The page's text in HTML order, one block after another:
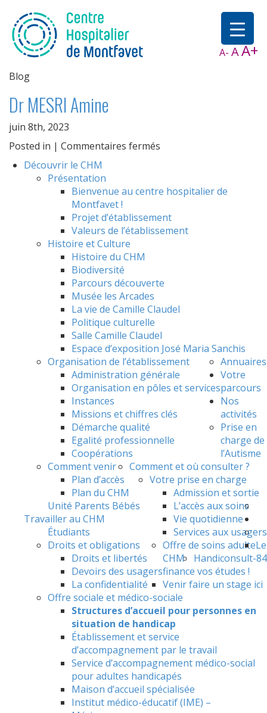
A- AA+
Blog
Dr MESRI Amine
juin 8th, 2023
Posted in | Commentaires fermés
Amine
Découvrir le CHM
Présentation
Bienvenue au centre hospitalier de
Montfavet !
Projet d’établissement
Valeurs de l’établissement
Histoire et Culture
Histoire du CHM
Biodiversité
Parcours découverte
Musée les Arcades
La vie de Camille Claudel
Politique culturelle
Salle Camille Claudel
Espace d’exposition José Maria Sanchis
Organisation de l’établissement
Administration générale
Organisation en pôles et services
Instances
Missions et chiffres clés
Démarche qualité
Egalité professionnelle
Coopérations
Annuaires
Comment venir
Plan d’accès
Plan du CHM
Votre
parcours
Comment et où consulter ?
Votre prise en charge
Admission et sortie
L’accès aux soins
Vie quotidienne
Services aux usagers
Droits et obligations
Droits et libertés
Devoirs des usagers
La confidentialité
Nos
activités
Offre de soins adulte
Handiconsult-84
Offre sociale et médico-sociale
Structures d’accueil pour personnes en
situation de handicap
Établissement et service
d’accompagnement par le travail
Service d’accompagnement médico-social
pour adultes handicapés
Maison d’accueil spécialisée
Institut médico-éducatif (IME) –
Prise en
charge de
l’Autisme
Unité Parents Bébés
Travailler au CHM
Étudiants
Le
CHM
finance vos études !
Venir faire un stage ici